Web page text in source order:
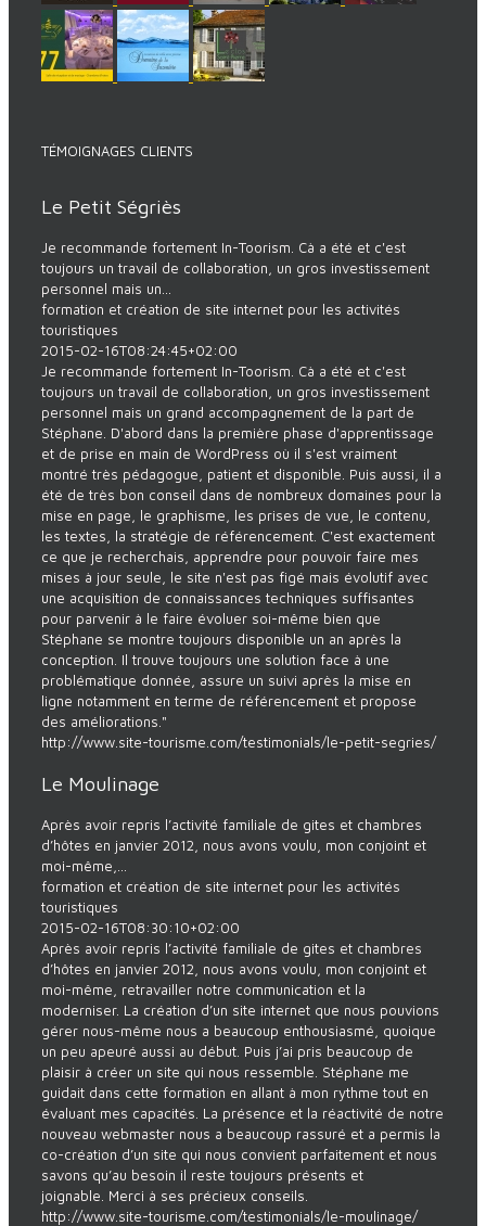
TÉMOIGNAGES CLIENTS
Le Petit Ségriès
Je recommande fortement In-Toorism. Cà a été et c'est
toujours un travail de collaboration, un gros investissement
personnel mais un...
formation et création de site internet pour les activités
touristiques
2015-02-16T08:24:45+02:00
Je recommande fortement In-Toorism. Cà a été et c'est
toujours un travail de collaboration, un gros investissement
personnel mais un grand accompagnement de la part de
Stéphane. D'abord dans la première phase d'apprentissage
et de prise en main de WordPress où il s'est vraiment
montré très pédagogue, patient et disponible. Puis aussi, il a
été de très bon conseil dans de nombreux domaines pour la
mise en page, le graphisme, les prises de vue, le contenu,
les textes, la stratégie de référencement. C'est exactement
ce que je recherchais, apprendre pour pouvoir faire mes
mises à jour seule, le site n'est pas figé mais évolutif avec
une acquisition de connaissances techniques suffisantes
pour parvenir à le faire évoluer soi-même bien que
Stéphane se montre toujours disponible un an après la
conception. Il trouve toujours une solution face à une
problématique donnée, assure un suivi après la mise en
ligne notamment en terme de référencement et propose
des améliorations."
http://www.site-tourisme.com/testimonials/le-petit-segries/
Le Moulinage
Après avoir repris l’activité familiale de gites et chambres
d’hôtes en janvier 2012, nous avons voulu, mon conjoint et
moi-même,...
formation et création de site internet pour les activités
touristiques
2015-02-16T08:30:10+02:00
Après avoir repris l’activité familiale de gites et chambres
d’hôtes en janvier 2012, nous avons voulu, mon conjoint et
moi-même, retravailler notre communication et la
moderniser. La création d’un site internet que nous pouvions
gérer nous-même nous a beaucoup enthousiasmé, quoique
un peu apeuré aussi au début. Puis j’ai pris beaucoup de
plaisir à créer un site qui nous ressemble. Stéphane me
guidait dans cette formation en allant à mon rythme tout en
évaluant mes capacités. La présence et la réactivité de notre
nouveau webmaster nous a beaucoup rassuré et a permis la
co-création d’un site qui nous convient parfaitement et nous
savons qu’au besoin il reste toujours présents et
joignable. Merci à ses précieux conseils.
http://www.site-tourisme.com/testimonials/le-moulinage/